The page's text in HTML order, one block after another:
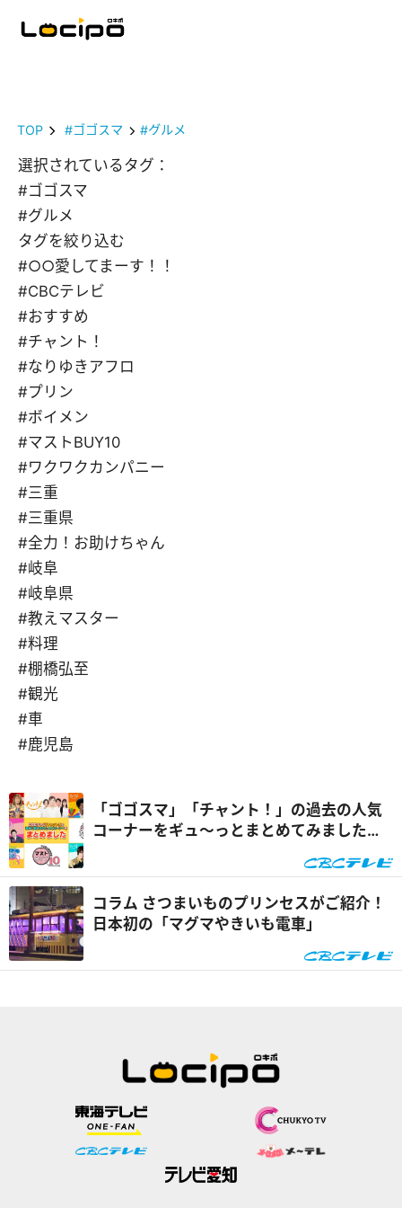
TOP #ゴゴスマ #グルメ
選択されているタグ：
#ゴゴスマ
#グルメ
タグを絞り込む
#○○愛してまーす！！
#CBCテレビ
#おすすめ
#チャント！
#なりゆきアフロ
#プリン
#ボイメン
#マストBUY10
#ワクワクカンパニー
#三重
#三重県
#全力！お助けちゃん
#岐阜
#岐阜県
#教えマスター
#料理
#棚橋弘至
#観光
#車
#鹿児島
「ゴゴスマ」「チャント！」の過去の人気
コーナーをギュ～っとまとめてみました！
コラム さつまいものプリンセスがご紹介！
日本初の「マグマやきいも電車」